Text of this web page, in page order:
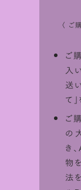
〈 ご
ご
入
送
て
ご
の
き
物
法